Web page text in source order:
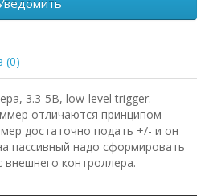
(0)
3.3-5В, low-level trigger.
отличаются принципом
достаточно подать +/- и он
пассивный надо сформировать
внешнего контроллера.